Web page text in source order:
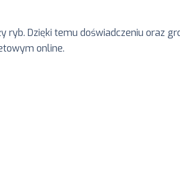
Dzięki temu doświadczeniu oraz
online.